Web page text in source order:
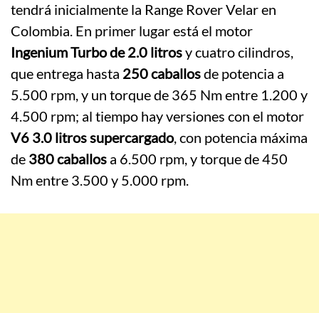
tendrá inicialmente la Range Rover Velar en
Colombia. En primer lugar está el motor
Ingenium Turbo de 2.0 litrosy cuatro cilindros,
que entrega hasta 250 caballosde potencia a
5.500 rpm, y un torque de 365 Nm entre 1.200 y
4.500 rpm; al tiempo hay versiones con el motor
V6 3.0 litros supercargado, con potencia máxima
de 380 caballos a 6.500 rpm, y torque de 450
Nm entre 3.500 y 5.000 rpm.